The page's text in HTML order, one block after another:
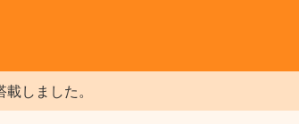
しました。